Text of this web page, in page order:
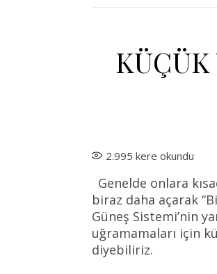
2.995 kere okundu
Genelde onlara
biraz daha açarak
Güneş Sistemi’nin
uğramamaları için
diyebiliriz.